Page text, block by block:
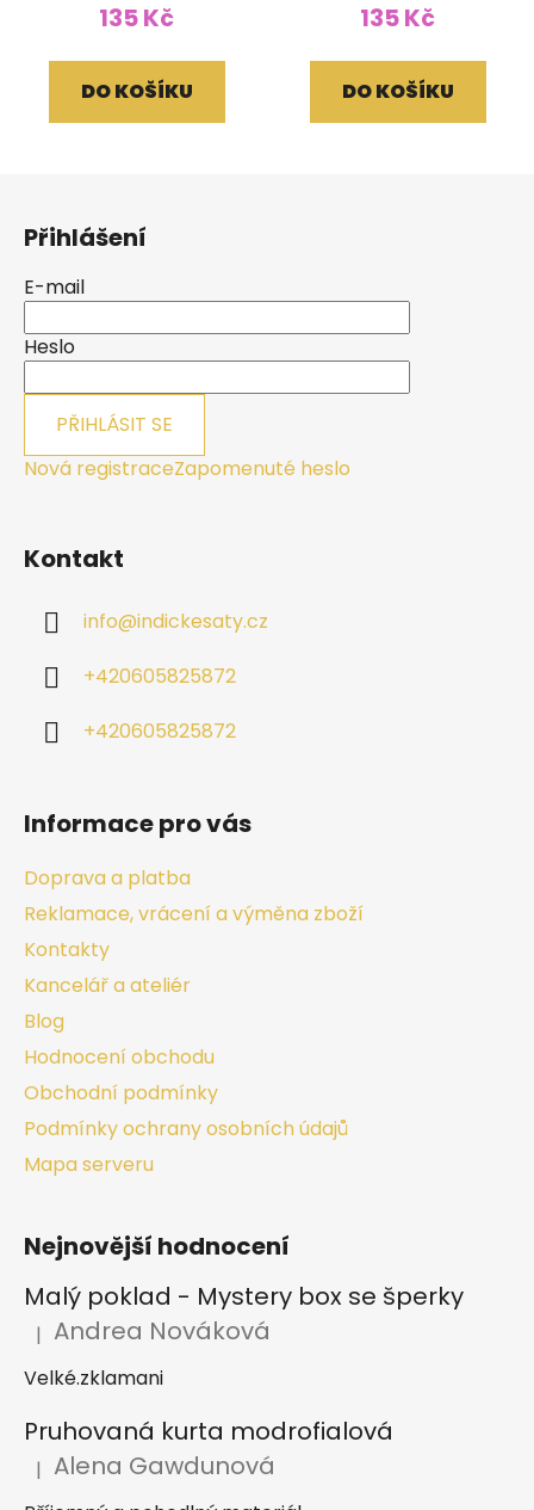
135 Kč
DO KOŠÍKU
135 Kč
DO KOŠÍKU
Přihlášení
E-mail
Heslo
PŘIHLÁSIT SE
Nová registraceZapomenuté heslo
Kontakt
info@indickesaty.cz
+420605825872
+420605825872
Informace pro vás
Doprava a platba
Reklamace, vrácení a výměna zboží
Kontakty
Kancelář a ateliér
Blog
Hodnocení obchodu
Obchodní podmínky
Podmínky ochrany osobních údajů
Mapa serveru
Nejnovější hodnocení
Malý poklad - Mystery box se šperky
Hodnocení produktu je 2 z 5 hvězdiček.
| Andrea Nováková
Velké.zklamani
Pruhovaná kurta modrofialová
Hodnocení produktu je 5 z 5 hvězdiček.
| Alena Gawdunová